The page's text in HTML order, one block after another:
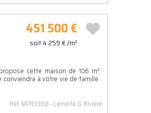
cette maison de 106 m²
à votre vie de famille.
Réf. MPR3368 Lemerle & Riviere
451 500 €
soit 4 259 € /m²